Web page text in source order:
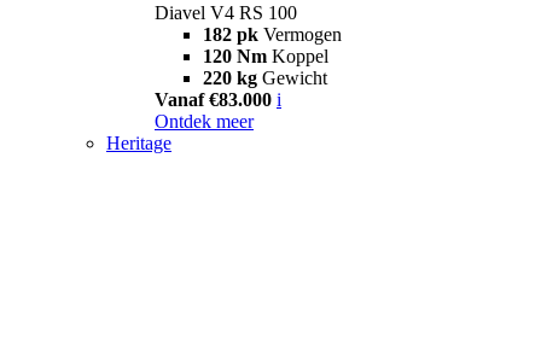
Diavel V4 RS 100
182 pk Vermogen
120 Nm Koppel
220 kg Gewicht
Vanaf €83.000 i
Ontdek meer
Heritage